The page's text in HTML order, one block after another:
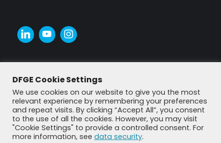
DFGE Cookie Settings
We use cookies on our website to give you the most
relevant experience by remembering your preferences
and repeat visits. By clicking “Accept All”, you consent
to the use of all the cookies. However, you may visit
"Cookie Settings" to provide a controlled consent. For
more information, see data security.